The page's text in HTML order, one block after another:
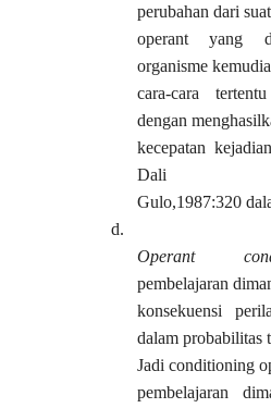
perubahan dari
operant yang
organisme
cara-cara
dengan
kecepatan
Dali
Gulo,1987:320
d.
Operant
pembelajaran
konsekuensi
dalam probabilitas
Jadi conditioning
pembelajaran